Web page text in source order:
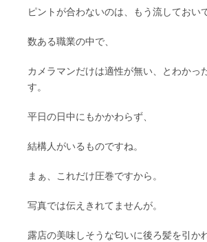
ピントが合わないのは、もう流しておい
数ある職業の中で、
カメラマンだけは適性が無い、とわかっ
す。
平日の日中にもかかわらず、
結構人がいるものですね。
まぁ、これだけ圧巻ですから。
写真では伝えきれてませんが。
露店の美味しそうな匂いに後ろ髪を引か